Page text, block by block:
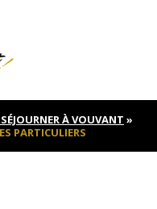
À VOUVANT »
PARTICULIERS